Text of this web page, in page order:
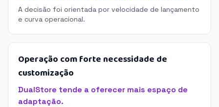
A decisão foi orientada por velocidade de lançamento
e curva operacional.
Operação com forte necessidade de
customização
DualStore tende a oferecer mais espaço de
adaptação.